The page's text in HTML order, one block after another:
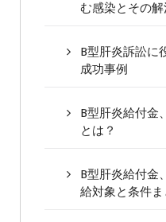
む感染とその
B型肝炎訴訟に
成功事例
B型肝炎給付金
とは？
B型肝炎給付金
給対象と条件ま